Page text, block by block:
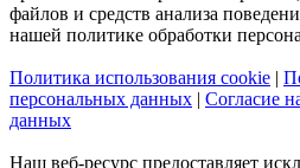
файлов и средств анализа
нашей политике обработки
Политика использования cookie
персональных данных
Согласие
данных
Наш веб-ресурс предоставляет